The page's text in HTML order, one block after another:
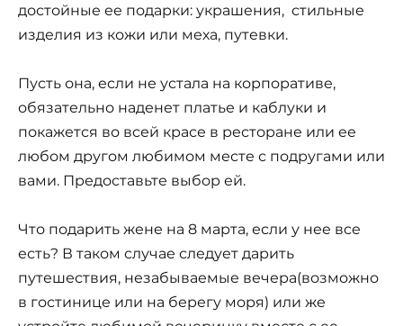
достойные ее подарки: украшения, стильные
изделия из кожи или меха, путевки.
Пусть она, если не устала на корпоративе,
обязательно наденет платье и каблуки и
покажется во всей красе в ресторане или ее
любом другом любимом месте с подругами или
вами. Предоставьте выбор ей.
Что подарить жене на 8 марта, если у нее все
есть? В таком случае следует дарить
путешествия, незабываемые вечера(возможно
в гостинице или на берегу моря) или же